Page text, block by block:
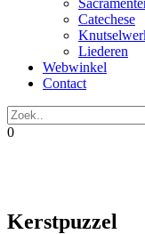
Catechese
Liederen
Webwinkel
Contact
0
Kerstpuzzel